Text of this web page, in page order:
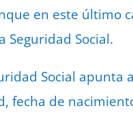
en este último
Seguridad Social.
Social
fecha de